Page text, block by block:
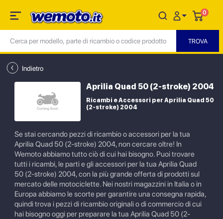
0
Indietro
Aprilia Quad 50 (2-stroke) 2004
Ricambi e Accessori per Aprilia Quad 50
(2-stroke) 2004
Se stai cercando pezzi di ricambio o accessori per la tua
Aprilia Quad 50 (2-stroke) 2004, non cercare oltre! In
Wemoto abbiamo tutto ciò di cui hai bisogno. Puoi trovare
tutti i ricambi, le parti e gli accessori per la tua Aprilia Quad
50 (2-stroke) 2004, con la più grande offerta di prodotti sul
mercato delle motociclette. Nei nostri magazzini in Italia o in
Europa abbiamo le scorte per garantire una consegna rapida,
quindi trova i pezzi di ricambio originali o di commercio di cui
hai bisogno oggi per preparare la tua Aprilia Quad 50 (2-